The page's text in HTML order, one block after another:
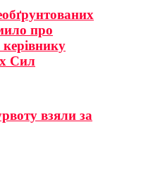
про
Сил
взяли за